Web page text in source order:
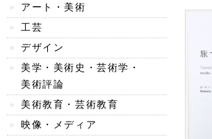
アート・美術
工芸
デザイン
美学・美術史・芸術学・
美術評論
美術教育・芸術教育
映像・メディア